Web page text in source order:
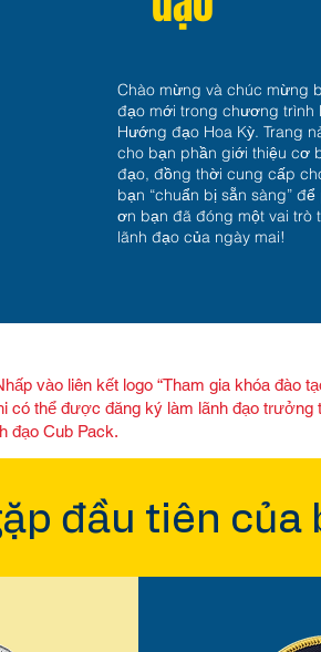
Chào mừng và chúc mừng
đạo mới trong chương trình
Hướng đạo Hoa Kỳ. Trang
cho bạn phần giới thiệu cơ
đạo, đồng thời cung cấp
bạn “chuẩn bị sẵn sàng”
ơn bạn đã đóng một vai trò
lãnh đạo của ngày mai!
vào liên kết logo “Tham gia khóa đào
có thể được đăng ký làm lãnh đạo trưởng
đạo Cub Pack.
đầu tiên của